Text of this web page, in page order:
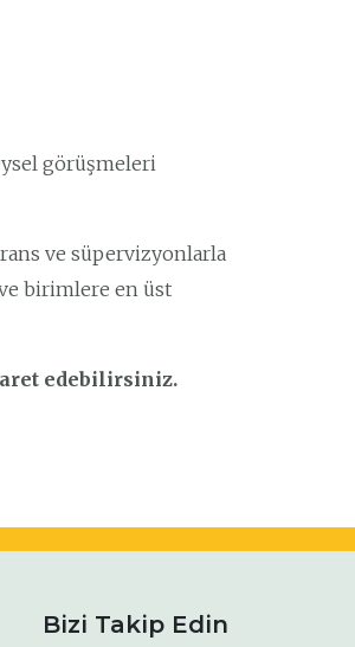
görüşmeleri
ve süpervizyonlarla
birimlere en üst
edebilirsiniz.
Bizi Takip Edin